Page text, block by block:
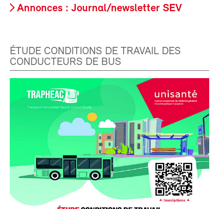
Annonces : Journal/newsletter SEV
ÉTUDE CONDITIONS DE TRAVAIL DES
CONDUCTEURS DE BUS